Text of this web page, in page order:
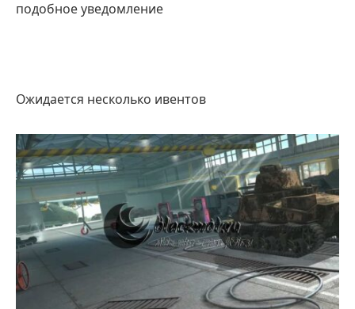
подобное уведомление
Ожидается несколько ивентов